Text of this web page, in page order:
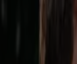
Waarom meer videobereik
GewoonGers vergroot